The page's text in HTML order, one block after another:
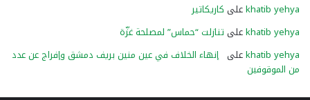
khatib yehyaعلى كاريكاتير
khatib yehyaعلى تنازلت “حماس” لمصلحة غزّة
khatib yehyaعلى إنهاء الخلاف في عين منين بريف دمشق وإفراج عن عدد
من الموقوفين